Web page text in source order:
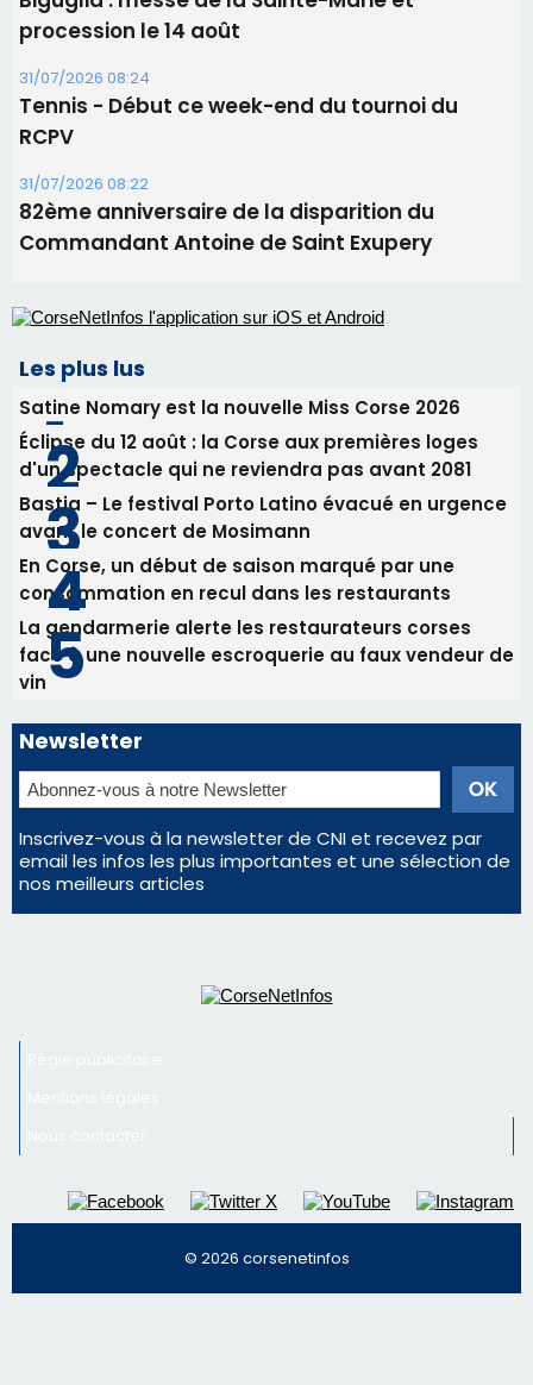
Commandant Antoine de Saint Exupery
Les plus lus
Satine Nomary est la nouvelle Miss Corse 2026
Éclipse du 12 août : la Corse aux premières loges
d'un spectacle qui ne reviendra pas avant 2081
avant le concert de Mosimann
consommation en recul dans les restaurants
La gendarmerie alerte les restaurateurs corses
face à une nouvelle escroquerie au faux vendeur de
vin
Newsletter
Inscrivez-vous à la newsletter de CNI et recevez par
email les infos les plus importantes et une sélection de
nos meilleurs articles
Régie publicitaire
Mentions légales
Nous contacter